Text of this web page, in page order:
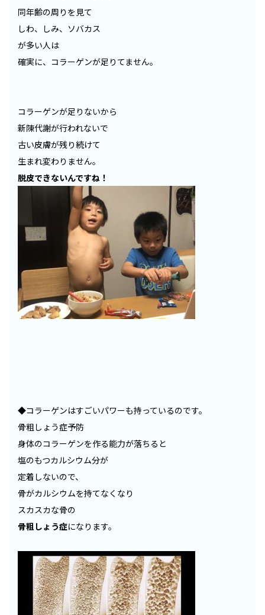
同年齢の周りを見て
しわ、しみ、ソバカス
が多い人は
確実に、コラーゲンが足りてません。
コラーゲンが足りないから
新陳代謝が行われないで
古い皮膚が残り続けて
生まれ変わりません。
脱皮できないんですね！
◆コラーゲンはすごいパワーも持っているのです。
骨粗しょう症予防
身体のコラーゲンを作る能力が落ちると
塩のもつカルシウム分が
定着しないので、
骨がカルシウムを持てなくなり
スカスカな骨の
骨粗しょう症になります。